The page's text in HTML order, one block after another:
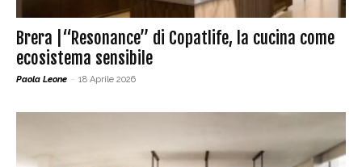
Brera |“Resonance” di Copatlife, la cucina come
ecosistema sensibile
Paola Leone - 18 Aprile 2026